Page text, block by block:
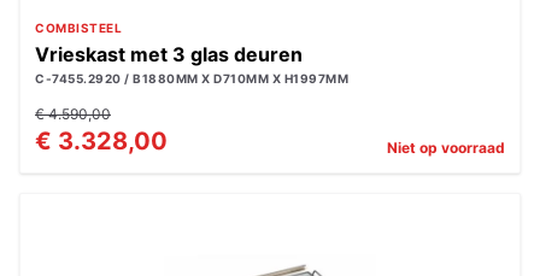
COMBISTEEL
Vrieskast met 3 glas deuren
C-7455.2920 / B1880MM X D710MM X H1997MM
€ 4.590,00
€ 3.328,00 Niet op voorraad